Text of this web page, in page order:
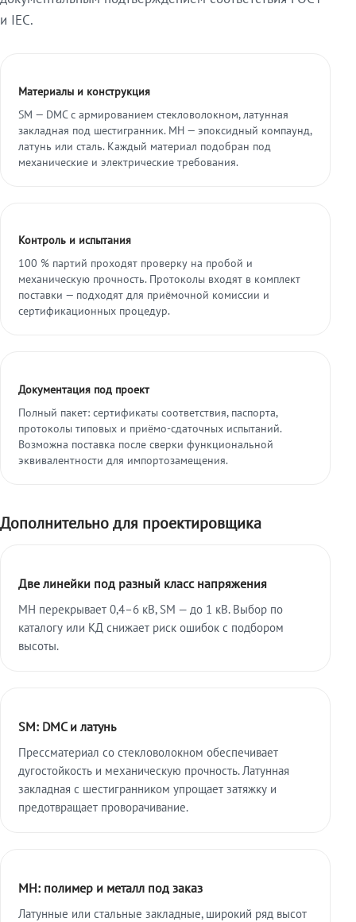
и IEC.
Материалы и конструкция
SM — DMC с армированием стекловолокном, латунная
закладная под шестигранник. МН — эпоксидный компаунд,
латунь или сталь. Каждый материал подобран под
механические и электрические требования.
Контроль и испытания
100 % партий проходят проверку на пробой и
механическую прочность. Протоколы входят в комплект
поставки — подходят для приёмочной комиссии и
сертификационных процедур.
Документация под проект
Полный пакет: сертификаты соответствия, паспорта,
протоколы типовых и приёмо-сдаточных испытаний.
Возможна поставка после сверки функциональной
эквивалентности для импортозамещения.
Дополнительно для проектировщика
Две линейки под разный класс напряжения
МН перекрывает 0,4–6 кВ, SM — до 1 кВ. Выбор по
каталогу или КД снижает риск ошибок с подбором
высоты.
SM: DMC и латунь
Прессматериал со стекловолокном обеспечивает
дугостойкость и механическую прочность. Латунная
закладная с шестигранником упрощает затяжку и
предотвращает проворачивание.
МН: полимер и металл под заказ
Латунные или стальные закладные, широкий ряд высот